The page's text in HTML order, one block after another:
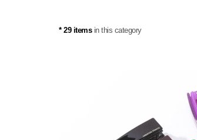
* 29 itemsin this category